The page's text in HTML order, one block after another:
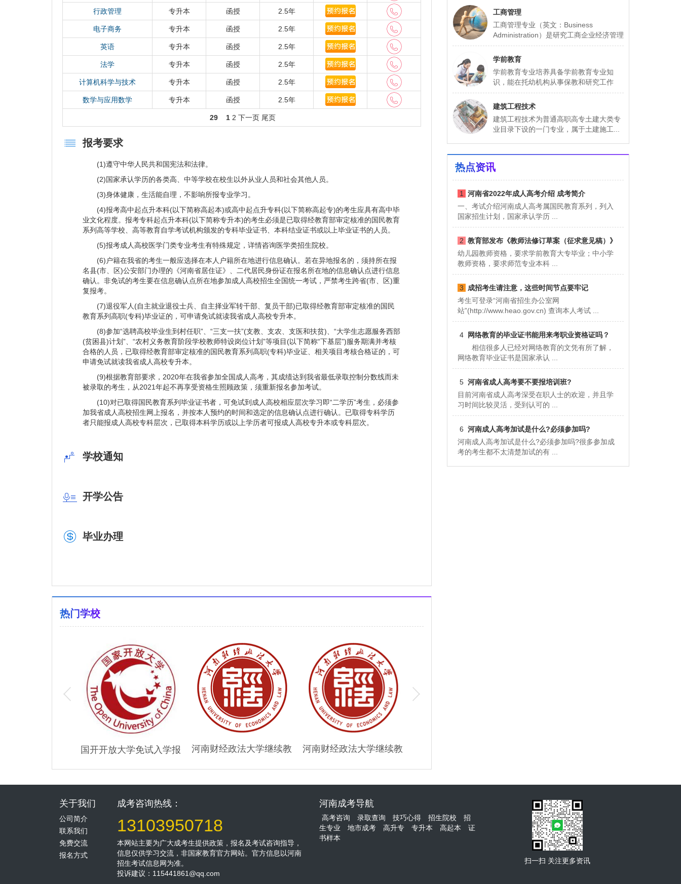
绩连续6届位列前三名，并获得第七届大赛唯一最高奖——创新奖。此外，还获得中国青少年科技创新
奖、跆拳道世界杯团体赛冠军以及中国音乐金钟奖、中国戏剧奖·校园戏剧奖、中国舞蹈荷花奖等艺术
类三大最高奖项，成为全国同时拥有三大奖的唯一高校。
学校坚持科技创新，服务社会成效显著。建有省部共建细胞分化调控国家重点实验室培育基地、
国家地方联合工程实验室、教育部重点实验室、国家药监局重点实验室等省部级以上科研平台55个。
近年来，学校主持承担国家“863”“973”、国家科技支撑计划、国家自然科学基金重大重点项目、国家社
会科学基金重大重点项目及国家杰出青年基金、国家优秀青年基金、国家星火计划、河南省重大科技
专项等高级别科研项目2410项，获得全国创新争先奖、中国专利金奖、国家自然科学奖二等奖、国家
科技进步二等奖、教育部自然科学二等奖等省部级以上科研成果奖励180余项，授权发明专利1840多
件，出版学术著作、教材650余部。在Nature、Science、PNAS、JACS、ANGEW、哲学研究、政治
学研究、经济研究、历史研究、教育研究和马克思主义研究等国内外顶尖期刊上发表一大批高水平学
术论文。在基础数学、理论物理、绿色化学、生物工程、药物研发、环境科学、当代中国政治文化等
领域取得一批标志性成果，部分成果居国际先进水平。一批以动力锂离子电池隔膜和抗肿瘤、抗病毒
系列核苷类药物等为代表拥有自主知识产权的成果实现了产业化，在国内外同行业中处于主导地位。
学校坚持开放办学，国际合作不断深化。积极服务“一带一路”建设，推进高水平实质性国际合作，
高水平院校建立长期友好合作关系，与国内其他7所高校共同发起成立“中俄文化艺术大学联盟”并获得
两国政府批准，与美国威斯康星大学绿湾分校、法国佩皮尼昂大学、白俄罗斯国立体育大学等国外高
校合作举办5个中外合作办学本科教育项目，与法国佩皮尼昂大学共建“中法联合学院”，与巴基斯坦萨
戈达大学共建孔子学院，与巴基斯坦千禧教育集团共建孔子课堂等，标志着我校教育国际化战略迈上
新台阶。
世纪沧桑砥砺，蕴积涵育;百年春华秋实，桃李天下。建校98年来，河南师范大学以“精育良才、教
育报国”为初心，以振兴中国教育事业为己任，矢志培育社会主义合格建设者和接班人，累计培养各类
人才30余万人。毕业生中涌现出了中国科学院院士张统一、张锁江，以及多位长江学者、国家杰青、
千人计划获得者，省部级领导、知名企业家和众多优秀的中小学校长。广大毕业生以良好的政治素
质、扎实的专业技能、严谨的工作作风和骄人的工作业绩博得了社会各界的赞誉，也为母校赢得了荣
誉。
站位新时代，奋发新作为。学校将始终以习近平新时代中国特色社会主义思想为指导，坚持社会
主义办学方向，坚持立德树人根本任务，团结带领全校党员干部和师生员工，紧紧围绕学校第十二次
党代会提出的目标任务，进一步解放思想、更新观念，开拓创新、锐意进取，全面深化综合改革，大
的高水平大学而努力奋斗!
行政管理 专升本 函授 2.5年
电子商务 专升本 函授 2.5年
英语 专升本 函授 2.5年
法学 专升本 函授 2.5年
计算机科学与技术 专升本 函授 2.5年
数学与应用数学 专升本 函授 2.5年
29 1 2 下一页 尾页
报考要求
(1)遵守中华人民共和国宪法和法律。
(2)国家承认学历的各类高、中等学校在校生以外从业人员和社会其他人员。
(3)身体健康，生活能自理，不影响所报专业学习。
(4)报考高中起点升本科(以下简称高起本)或高中起点升专科(以下简称高起专)的考生应具有高中毕
业文化程度。报考专科起点升本科(以下简称专升本)的考生必须是已取得经教育部审定核准的国民教育
系列高等学校、高等教育自学考试机构颁发的专科毕业证书、本科结业证书或以上毕业证书的人员。
(5)报考成人高校医学门类专业考生有特殊规定，详情咨询医学类招生院校。
(6)户籍在我省的考生一般应选择在本人户籍所在地进行信息确认。若在异地报名的，须持所在报
名县(市、区)公安部门办理的《河南省居住证》、二代居民身份证在报名所在地的信息确认点进行信息
确认。非免试的考生要在信息确认点所在地参加成人高校招生全国统一考试，严禁考生跨省(市、区)重
复报考。
(7)退役军人(自主就业退役士兵、自主择业军转干部、复员干部)已取得经教育部审定核准的国民
教育系列高职(专科)毕业证的，可申请免试就读我省成人高校专升本。
(8)参加“选聘高校毕业生到村任职”、“三支一扶”(支教、支农、支医和扶贫)、“大学生志愿服务西部
(贫困县)计划”、“农村义务教育阶段学校教师特设岗位计划”等项目(以下简称“下基层”)服务期满并考核
合格的人员，已取得经教育部审定核准的国民教育系列高职(专科)毕业证、相关项目考核合格证的，可
申请免试就读我省成人高校专升本。
(9)根据教育部要求，2020年在我省参加全国成人高考，其成绩达到我省最低录取控制分数线而未
被录取的考生，从2021年起不再享受资格生照顾政策，须重新报名参加考试。
(10)对已取得国民教育系列毕业证书者，可免试到成人高校相应层次学习即“二学历”考生，必须参
加我省成人高校招生网上报名，并按本人预约的时间和选定的信息确认点进行确认。已取得专科学历
者只能报成人高校专科层次，已取得本科学历或以上学历者可报成人高校专升本或专科层次。
学校通知
开学公告
毕业办理
热门学校
国开开放大学免试入学报
河南财经政法大学继续教
河南财经政法大学继续教
工商管理
工商管理专业（英文：Business
Administration）是研究工商企业经济管理
基本...
学前教育
学前教育专业培养具备学前教育专业知
识，能在托幼机构从事保教和研究工作
的...
建筑工程技术
建筑工程技术为普通高职高专土建大类专
业目录下设的一门专业，属于土建施工...
热点资讯
1
河南省2022年成人高考介绍 成考简介
一、考试介绍河南成人高考属国民教育系列，列入
国家招生计划，国家承认学历 ...
2 教育部发布《教师法修订草案（征求意见稿）》
节选
幼儿园教师资格，要求学前教育大专毕业；中小学
教师资格，要求师范专业本科 ...
3
成招考生请注意，这些时间节点要牢记
考生可登录“河南省招生办公室网
站”(http://www.heao.gov.cn) 查询本人考试 ...
4
网络教育的毕业证书能用来考职业资格证吗？
相信很多人已经对网络教育的文凭有所了解，
网络教育毕业证书是国家承认 ...
5 河南省成人高考要不要报培训班?
目前河南省成人高考深受在职人士的欢迎，并且学
习时间比较灵活，受到认可的 ...
6 河南成人高考加试是什么?必须参加吗?
河南成人高考加试是什么?必须参加吗?很多参加成
考的考生都不太清楚加试的有 ...
关于我们
公司简介
联系我们
免费交流
报名方式
成考咨询热线：
13103950718
本网站主要为广大成考生提供政策，报名及考试咨询指导，
信息仅供学习交流，非国家教育官方网站。官方信息以河南
招生考试信息网为准。
投诉建议： 115441861@qq.com
河南成考导航
高考咨询 录取查询 技巧心得 招生院校
招
生专业
地市成考 高升专 专升本 高起本
证
书样本
扫一扫 关注更多资讯